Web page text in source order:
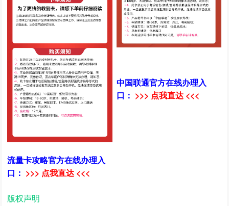
流量卡攻略官方在线办理入
口： >>> 点我直达 <<<
中国联通官方在线办理入
口： >>> 点我直达 <<<
版权声明